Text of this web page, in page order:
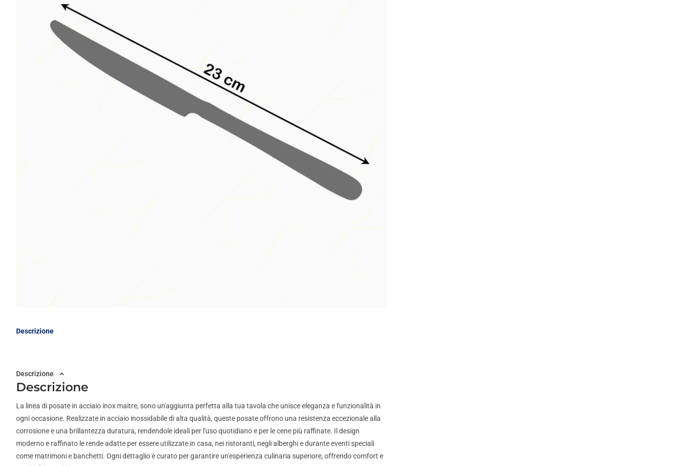
Descrizione
Descrizione
Descrizione
La linea di posate in acciaio inox maitre, sono un'aggiunta perfetta alla tua tavola che unisce eleganza e funzionalità in
ogni occasione. Realizzate in acciaio inossidabile di alta qualità, queste posate offrono una resistenza eccezionale alla
corrosione e una brillantezza duratura, rendendole ideali per l'uso quotidiano e per le cene più raffinate. Il design
moderno e raffinato le rende adatte per essere utilizzate in casa, nei ristoranti, negli alberghi e durante eventi speciali
come matrimoni e banchetti. Ogni dettaglio è curato per garantire un'esperienza culinaria superiore, offrendo comfort e